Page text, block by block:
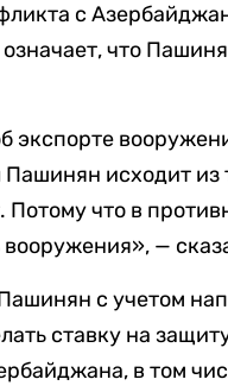
с
что
экспорте
исходит из
что в
—
с учетом
ставку на
в том